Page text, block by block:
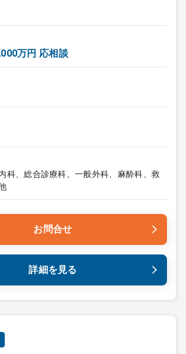
万円 応相談
科、総合診療科、一般外科、麻酔科、救
お問合せ
詳細を見る